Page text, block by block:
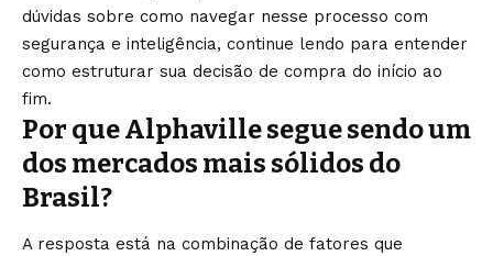
dúvidas sobre como navegar nesse processo com
segurança e inteligência, continue lendo para entender
como estruturar sua decisão de compra do início ao
fim.
Por que Alphaville segue sendo um
dos mercados mais sólidos do
Brasil?
A resposta está na combinação de fatores que